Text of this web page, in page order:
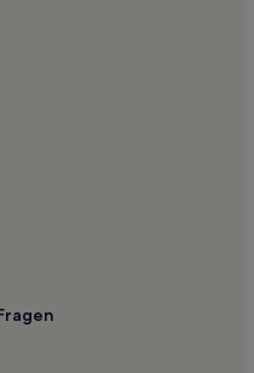
en-Beaujolais
en-Beaujolais
les-Bains